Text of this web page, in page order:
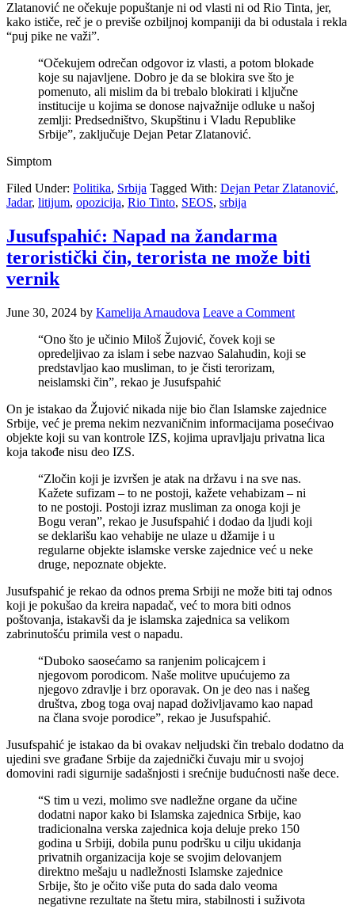
Zlatanović ne očekuje popuštanje ni od vlasti ni od Rio Tinta, jer,
kako ističe, reč je o previše ozbiljnoj kompaniji da bi odustala i rekla
“puj pike ne važi”.
“Očekujem odrečan odgovor iz vlasti, a potom blokade
koje su najavljene. Dobro je da se blokira sve što je
pomenuto, ali mislim da bi trebalo blokirati i ključne
institucije u kojima se donose najvažnije odluke u našoj
zemlji: Predsedništvo, Skupštinu i Vladu Republike
Srbije”, zaključuje Dejan Petar Zlatanović.
Simptom
Filed Under: Politika, Srbija Tagged With: Dejan Petar Zlatanović,
Jadar, litijum, opozicija, Rio Tinto, SEOS, srbija
Jusufspahić: Napad na žandarma
teroristički čin, terorista ne može biti
vernik
June 30, 2024 by Kamelija Arnaudova Leave a Comment
“Ono što je učinio Miloš Žujović, čovek koji se
opredeljivao za islam i sebe nazvao Salahudin, koji se
predstavljao kao musliman, to je čisti terorizam,
neislamski čin”, rekao je Jusufspahić
On je istakao da Žujović nikada nije bio član Islamske zajednice
Srbije, već je prema nekim nezvaničnim informacijama posećivao
objekte koji su van kontrole IZS, kojima upravljaju privatna lica
koja takođe nisu deo IZS.
“Zločin koji je izvršen je atak na državu i na sve nas.
Kažete sufizam – to ne postoji, kažete vehabizam – ni
to ne postoji. Postoji izraz musliman za onoga koji je
Bogu veran”, rekao je Jusufspahić i dodao da ljudi koji
se deklarišu kao vehabije ne ulaze u džamije i u
regularne objekte islamske verske zajednice već u neke
druge, nepoznate objekte.
Jusufspahić je rekao da odnos prema Srbiji ne može biti taj odnos
koji je pokušao da kreira napadač, već to mora biti odnos
poštovanja, istakavši da je islamska zajednica sa velikom
zabrinutošću primila vest o napadu.
“Duboko saosećamo sa ranjenim policajcem i
njegovom porodicom. Naše molitve upućujemo za
njegovo zdravlje i brz oporavak. On je deo nas i našeg
društva, zbog toga ovaj napad doživljavamo kao napad
na člana svoje porodice”, rekao je Jusufspahić.
Jusufspahić je istakao da bi ovakav neljudski čin trebalo dodatno da
ujedini sve građane Srbije da zajednički čuvaju mir u svojoj
domovini radi sigurnije sadašnjosti i srećnije budućnosti naše dece.
“S tim u vezi, molimo sve nadležne organe da učine
dodatni napor kako bi Islamska zajednica Srbije, kao
tradicionalna verska zajednica koja deluje preko 150
godina u Srbiji, dobila punu podršku u cilju ukidanja
privatnih organizacija koje se svojim delovanjem
direktno mešaju u nadležnosti Islamske zajednice
Srbije, što je očito više puta do sada dalo veoma
negativne rezultate na štetu mira, stabilnosti i suživota